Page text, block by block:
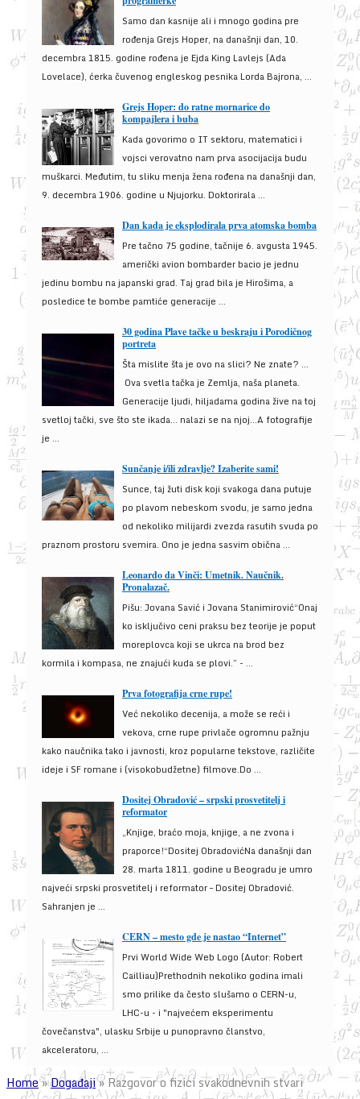
Samo dan kasnije ali i mnogo godina pre
rođenja Grejs Hoper, na današnji dan, 10.
decembra 1815. godine rođena je Ejda King Lavlejs (Ada
Lovelace), ćerka čuvenog engleskog pesnika Lorda Bajrona, ...
Grejs Hoper: do ratne mornarice do
kompajlera i buba
Kada govorimo o IT sektoru, matematici i
vojsci verovatno nam prva asocijacija budu
muškarci. Međutim, tu sliku menja žena rođena na današnji dan,
9. decembra 1906. godine u Njujorku. Doktorirala ...
Dan kada je eksplodirala prva atomska bomba
Pre tačno 75 godine, tačnije 6. avgusta 1945.
američki avion bombarder bacio je jednu
jedinu bombu na japanski grad. Taj grad bila je Hirošima, a
posledice te bombe pamtiće generacije ...
30 godina Plave tačke u beskraju i Porodičnog
portreta
Šta mislite šta je ovo na slici? Ne znate? …
Ova svetla tačka je Zemlja, naša planeta.
Generacije ljudi, hiljadama godina žive na toj
svetloj tački, sve što ste ikada… nalazi se na njoj…A fotografije
je ...
Sunčanje i/ili zdravlje? Izaberite sami!
Sunce, taj žuti disk koji svakoga dana putuje
po plavom nebeskom svodu, je samo jedna
od nekoliko milijardi zvezda rasutih svuda po
praznom prostoru svemira. Ono je jedna sasvim obična ...
Leonardo da Vinči: Umetnik. Naučnik.
Pronalazač.
Pišu: Jovana Savić i Jovana Stanimirović“Onaj
ko isključivo ceni praksu bez teorije je poput
moreplovca koji se ukrca na brod bez
kormila i kompasa, ne znajući kuda se plovi.” - ...
Prva fotografija crne rupe!
Već nekoliko decenija, a može se reći i
vekova, crne rupe privlače ogromnu pažnju
kako naučnika tako i javnosti, kroz popularne tekstove, različite
ideje i SF romane i (visokobudžetne) filmove.Do ...
Dositej Obradović – srpski prosvetitelj i
reformator
„Knjige, braćo moja, knjige, a ne zvona i
praporce!“Dositej ObradovićNa današnji dan
28. marta 1811. godine u Beogradu je umro
najveći srpski prosvetitelj i reformator – Dositej Obradović.
Sahranjen je ...
CERN – mesto gde je nastao “Internet”
Prvi World Wide Web Logo (Autor: Robert
Cailliau)Prethodnih nekoliko godina imali
smo prilike da često slušamo o CERN-u,
LHC-u - i "najvećem eksperimentu
čovečanstva", ulasku Srbije u punopravno članstvo,
akceleratoru, ...
Home»Događaji»Razgovor o fizici svakodnevnih stvari